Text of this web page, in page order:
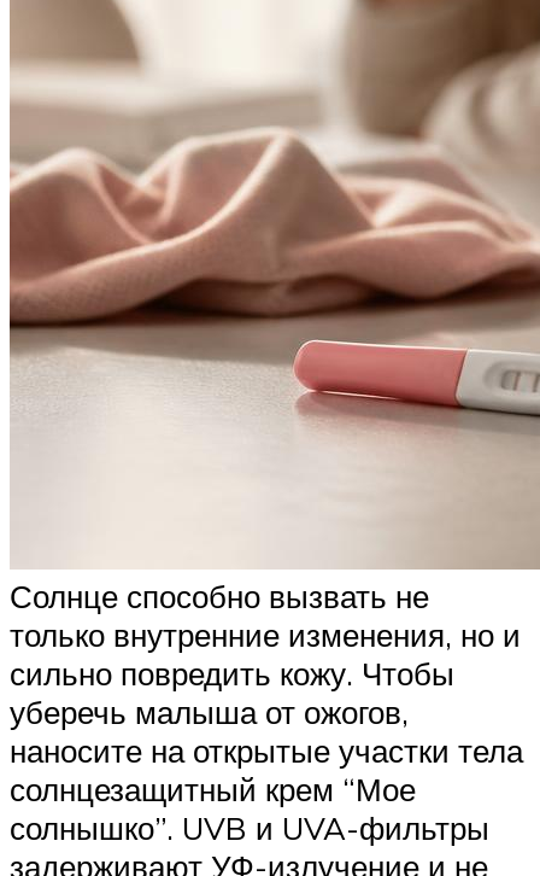
Солнце способно вызвать не
только внутренние изменения, но и
сильно повредить кожу. Чтобы
уберечь малыша от ожогов,
наносите на открытые участки тела
солнцезащитный крем “Мое
солнышко”. UVB и UVA-фильтры
задерживают УФ-излучение и не